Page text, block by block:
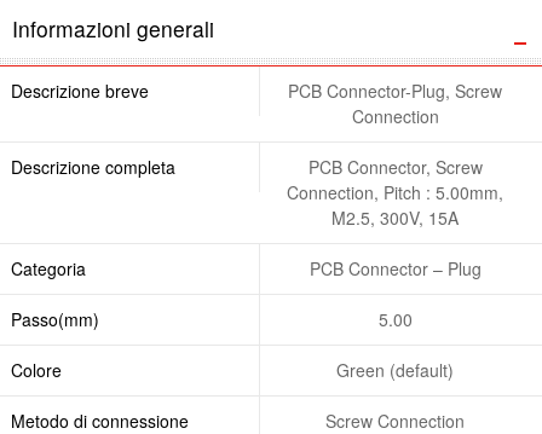
Informazioni generali
Descrizione breve
PCB Connector-Plug, Screw
Connection
Descrizione completa
PCB Connector, Screw
Connection, Pitch : 5.00mm,
M2.5, 300V, 15A
Categoria PCB Connector – Plug
Passo(mm) 5.00
Colore Green (default)
Metodo di connessione Screw Connection